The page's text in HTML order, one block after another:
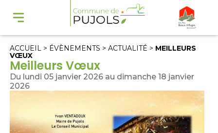
ACCUEIL > ÉVÈNEMENTS > ACTUALITÉ > MEILLEURS
VŒUX
Meilleurs Vœux
Du lundi 05 janvier 2026 au dimanche 18 janvier
2026